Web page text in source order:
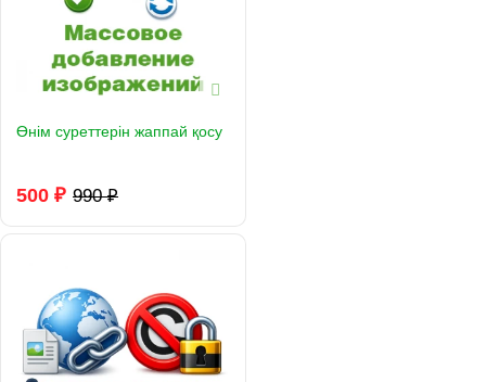
Өнім суреттерін жаппай қосу
500 ₽ 990 ₽